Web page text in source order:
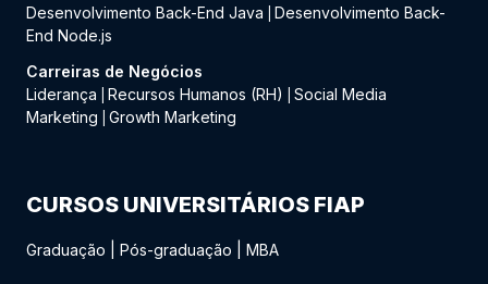
Desenvolvimento Back-End Java
Desenvolvimento Back-
End Node.js
Carreiras de Negócios
Liderança
Recursos Humanos (RH)
Social Media
Marketing
Growth Marketing
CURSOS UNIVERSITÁRIOS FIAP
Graduação Pós-graduação MBA